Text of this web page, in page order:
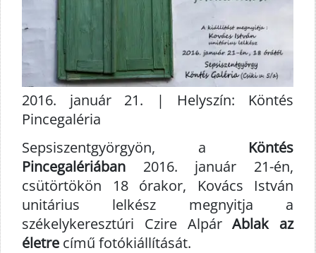
2016. január 21. | Helyszín: Köntés
Pincegaléria
Sepsiszentgyörgyön, a Köntés
Pincegalériában 2016. január 21-én,
csütörtökön 18 órakor, Kovács István
unitárius lelkész megnyitja a
székelykeresztúri Czire AlpárAblak az
életre című fotókiállítását.